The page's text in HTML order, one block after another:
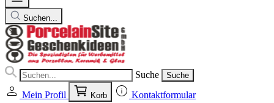
Suchen...
Suche Suche
Mein Profil Korb Kontaktformular